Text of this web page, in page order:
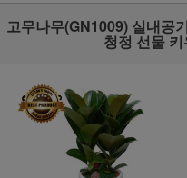
고무나무(GN1009) 실내공
청정 선물